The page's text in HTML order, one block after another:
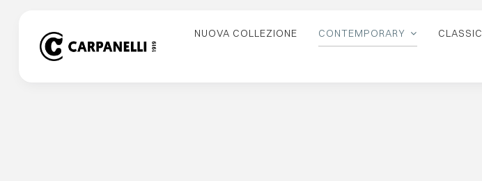
NUOVA COLLEZIONE CONTEMPORARY CLASSIC